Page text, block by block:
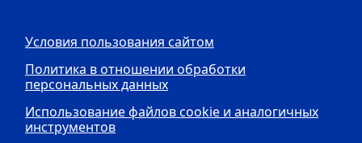
Условия пользования сайтом
Политика в отношении обработки
персональных данных
Использование файлов cookie и аналогичных
инструментов